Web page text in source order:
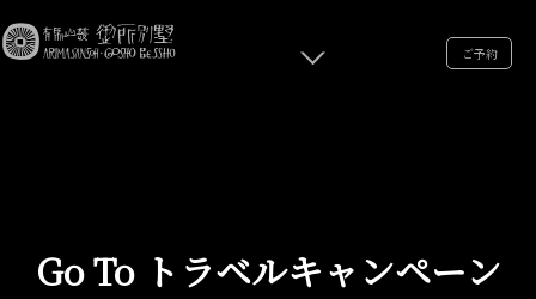
ご予約
Go To トラベルキャンペーン